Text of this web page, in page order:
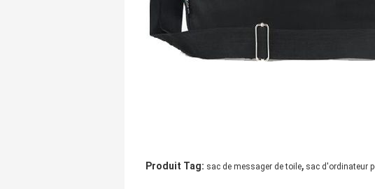
Produit Tag: sac de messager de toile, sac d'ordinateur